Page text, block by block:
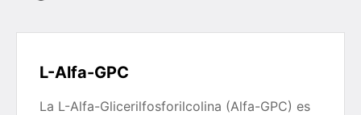
L-Alfa-GPC
La L-Alfa-Glicerilfosforilcolina (Alfa-GPC) es